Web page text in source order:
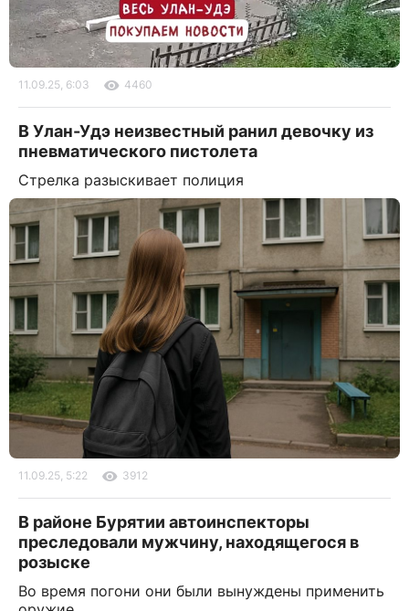
11.09.25, 6:03 4460
В Улан-Удэ неизвестный ранил девочку из
пневматического пистолета
Стрелка разыскивает полиция
11.09.25, 5:22 3912
В районе Бурятии автоинспекторы
преследовали мужчину, находящегося в
розыске
Во время погони они были вынуждены применить